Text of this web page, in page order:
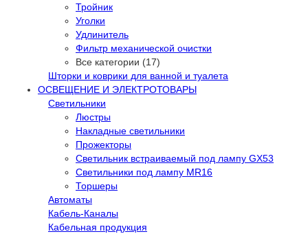
Тройник
Уголки
Удлинитель
Фильтр механической очистки
Все категории (17)
Шторки и коврики для ванной и туалета
ОСВЕЩЕНИЕ И ЭЛЕКТРОТОВАРЫ
Светильники
Люстры
Накладные светильники
Прожекторы
Светильник встраиваемый под лампу GX53
Светильники под лампу MR16
Торшеры
Автоматы
Кабель-Каналы
Кабельная продукция